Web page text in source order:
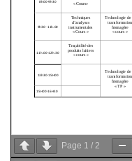
Page 1 / 2